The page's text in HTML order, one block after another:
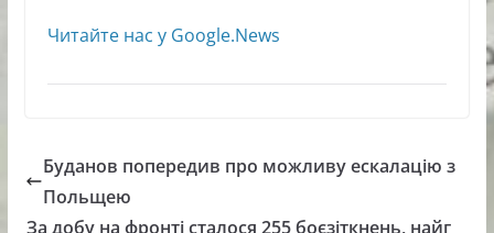
Читайте нас у Google.News
Буданов попередив про можливу ескалацію з
Польщею
За добу на фронті сталося 255 боєзіткнень, найг